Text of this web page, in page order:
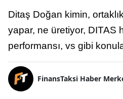
Ditaş Doğan kimin,
yapar, ne üretiyor, DITAS
performansı, vs gibi
FinansTaksi Haber